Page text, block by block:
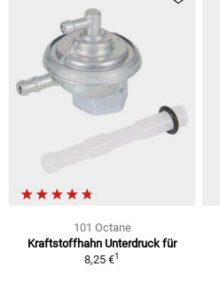
101 Octane
Kraftstoffhahn Unterdruck für
8,25 €1